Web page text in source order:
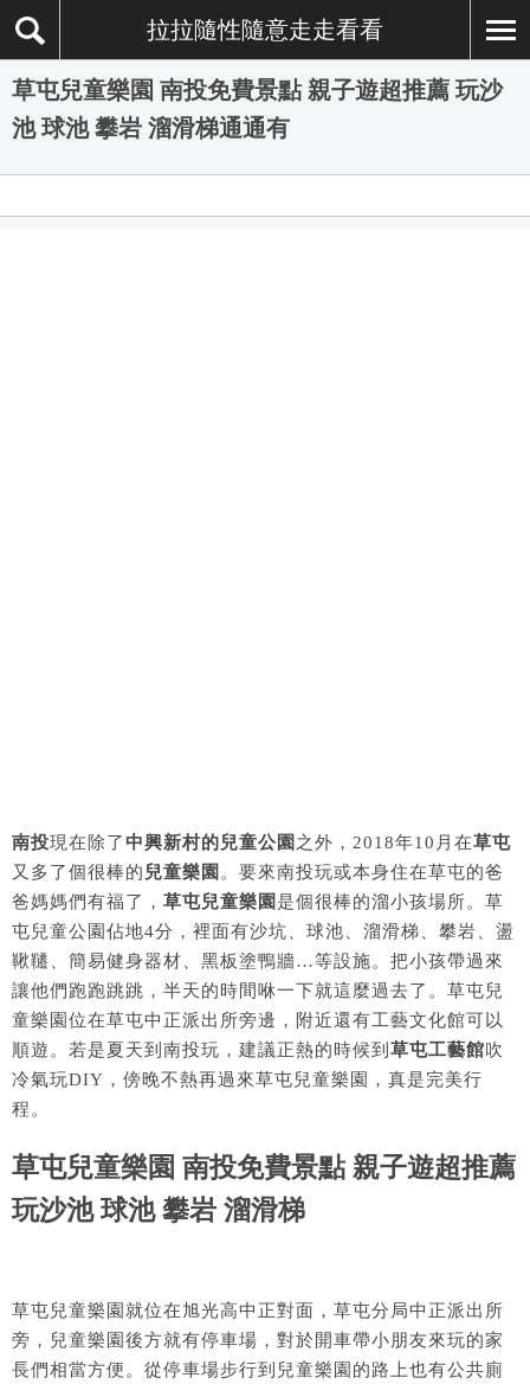
拉拉隨性隨意走走看看
草屯兒童樂園 南投免費景點 親子遊超推薦 玩沙
池 球池 攀岩 溜滑梯通通有
南投現在除了中興新村的兒童公園 之外，2018年10月在草屯
又多了個很棒的 兒童樂園 。要來南投玩或本身住在草屯的爸
爸媽媽們有福了， 草屯兒童樂園 是個很棒的溜小孩場所。草
屯兒童公園佔地4分，裡面有沙坑、球池、溜滑梯、攀岩、盪
鞦韆、簡易健身器材、黑板塗鴨牆…等設施。把小孩帶過來
讓他們跑跑跳跳，半天的時間咻一下就這麼過去了。草屯兒
童樂園位在草屯中正派出所旁邊，附近還有工藝文化館可以
順遊。若是夏天到南投玩，建議正熱的時候到 草屯工藝館吹
冷氣玩DIY，傍晚不熱再過來草屯兒童樂園，真是完美行
程。
草屯兒童樂園 南投免費景點 親子遊超推薦
玩沙池 球池 攀岩 溜滑梯
草屯兒童樂園就位在旭光高中正對面，草屯分局中正派出所
旁，兒童樂園後方就有停車場，對於開車帶小朋友來玩的家
長們相當方便。從停車場步行到兒童樂園的路上也有公共廁